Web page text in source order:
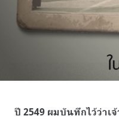
ปี 2549 ผมบันทึกไว้ว่าเ